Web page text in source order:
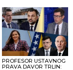
PROFESOR USTAVNOG
PRAVA DAVOR TRLIN: